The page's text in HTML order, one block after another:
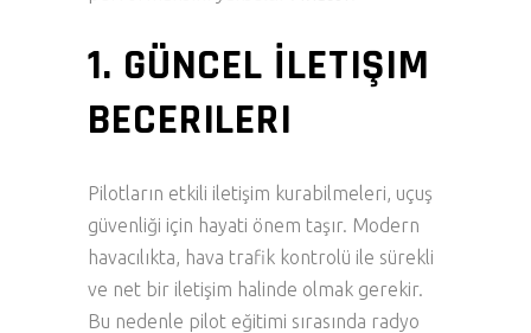
1. GÜNCEL İLETIŞIM
BECERILERI
Pilotların etkili iletişim kurabilmeleri, uçuş
güvenliği için hayati önem taşır. Modern
havacılıkta, hava trafik kontrolü ile sürekli
ve net bir iletişim halinde olmak gerekir.
Bu nedenle pilot eğitimi sırasında radyo